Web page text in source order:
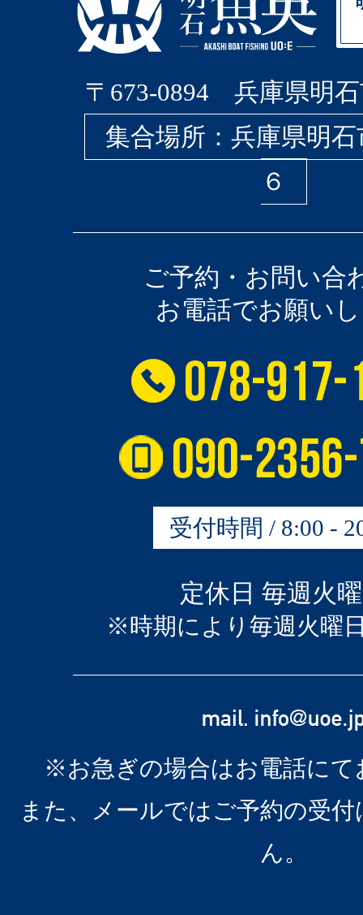
〒673-0894 兵庫県明石
集合場所：兵庫県明
６
ご予約・お問い合
お電話でお願い
受付時間 / 8:00 -
定休日 毎週火
※時期により毎週火曜
※お急ぎの場合はお電話にて
また、メールではご予約の受
ん。